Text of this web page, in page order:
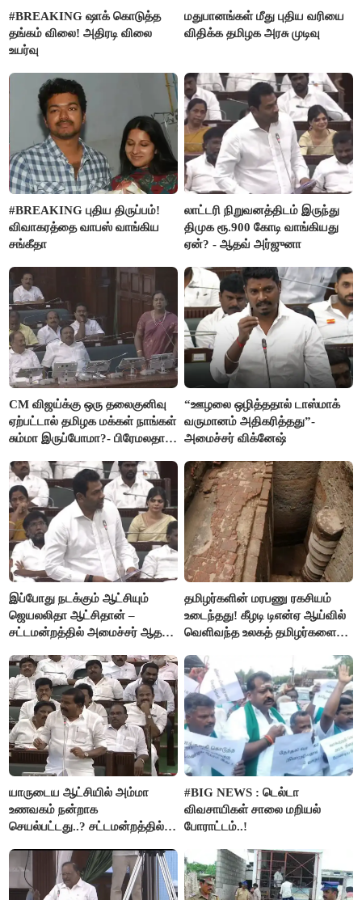
#BREAKING ஷாக் கொடுத்த
தங்கம் விலை! அதிரடி விலை
உயர்வு
மதுபானங்கள் மீது புதிய வரியை
விதிக்க தமிழக அரசு முடிவு
#BREAKING புதிய திருப்பம்!
விவாகரத்தை வாபஸ் வாங்கிய
சங்கீதா
லாட்டரி நிறுவனத்திடம் இருந்து
திமுக ரூ.900 கோடி வாங்கியது
ஏன்? - ஆதவ் அர்ஜுனா
CM விஜய்க்கு ஒரு தலைகுனிவு
ஏற்பட்டால் தமிழக மக்கள் நாங்கள்
சும்மா இருப்போமா?- பிரேமலதா
“ஊழலை ஒழித்ததால் டாஸ்மாக்
வருமானம் அதிகரித்தது”-
அமைச்சர் விக்னேஷ்
இப்போது நடக்கும் ஆட்சியும்
ஜெயலலிதா ஆட்சிதான் –
சட்டமன்றத்தில் அமைச்சர் ஆதவ்
தமிழர்களின் மரபணு ரகசியம்
உடைந்தது! கீழடி டிஎன்ஏ ஆய்வில்
வெளிவந்த உலகத் தமிழர்களை
யாருடைய ஆட்சியில் அம்மா
உணவகம் நன்றாக
செயல்பட்டது..? சட்டமன்றத்தில்
#BIG NEWS : டெல்டா
விவசாயிகள் சாலை மறியல்
போராட்டம்..!